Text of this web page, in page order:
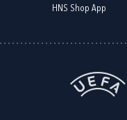
HNS Shop App